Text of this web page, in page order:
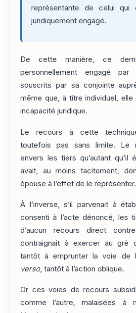
représentante de celui qui
juridiquement engagé.
De cette manière, ce
personnellement engagé par
souscrits par sa conjointe
même que, à titre individuel, elle
incapacité juridique.
Le recours à cette
toutefois pas sans limite. Le
envers les tiers qu’autant qu’il
avait, au moins tacitement,
épouse à l’effet de le représenter.
À l’inverse, s’il parvenait à
consenti à l’acte dénoncé, les
d’aucun recours direct
contraignait à exercer au gré
tantôt à emprunter la voie de
verso, tantôt à l’action oblique.
Or ces voies de recours
comme l’autre, malaisées à